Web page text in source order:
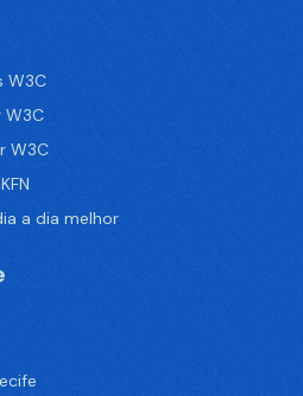
W3C
W3C
W3C
a dia melhor